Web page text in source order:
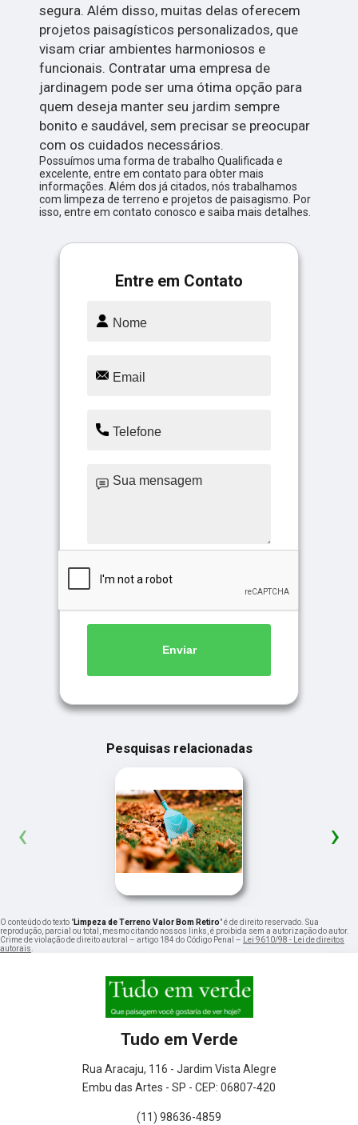
segura. Além disso, muitas delas oferecem
projetos paisagísticos personalizados, que
visam criar ambientes harmoniosos e
funcionais. Contratar uma empresa de
jardinagem pode ser uma ótima opção para
quem deseja manter seu jardim sempre
bonito e saudável, sem precisar se preocupar
com os cuidados necessários.
Possuímos uma forma de trabalho Qualificada e
excelente, entre em contato para obter mais
informações. Além dos já citados, nós trabalhamos
com limpeza de terreno e projetos de paisagismo. Por
isso, entre em contato conosco e saiba mais detalhes.
Entre em Contato
Enviar
Pesquisas relacionadas
‹ ›
O conteúdo do texto "Limpeza de Terreno Valor Bom Retiro" é de direito reservado. Sua
reprodução, parcial ou total, mesmo citando nossos links, é proibida sem a autorização do autor.
Crime de violação de direito autoral – artigo 184 do Código Penal –
Lei 9610/98 - Lei de direitos
autorais
Tudo em Verde
Rua Aracaju, 116 - Jardim Vista Alegre
Embu das Artes - SP - CEP: 06807-420
(11) 98636-4859